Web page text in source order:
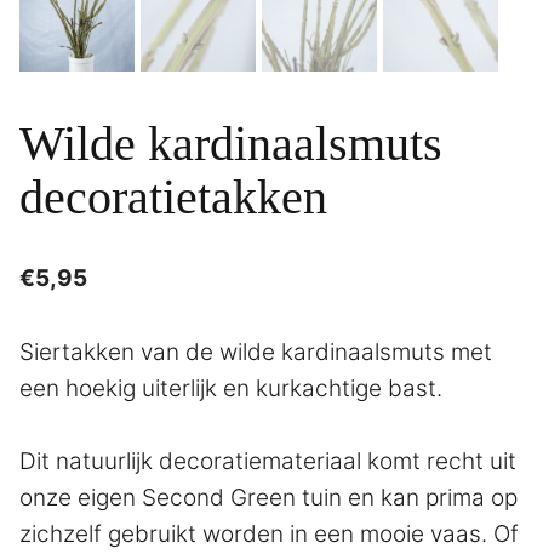
Wilde kardinaalsmuts
decoratietakken
€5,95
Siertakken van de wilde kardinaalsmuts met
een hoekig uiterlijk en kurkachtige bast.
Dit natuurlijk decoratiemateriaal komt recht uit
onze eigen Second Green tuin en kan prima op
zichzelf gebruikt worden in een mooie vaas. Of